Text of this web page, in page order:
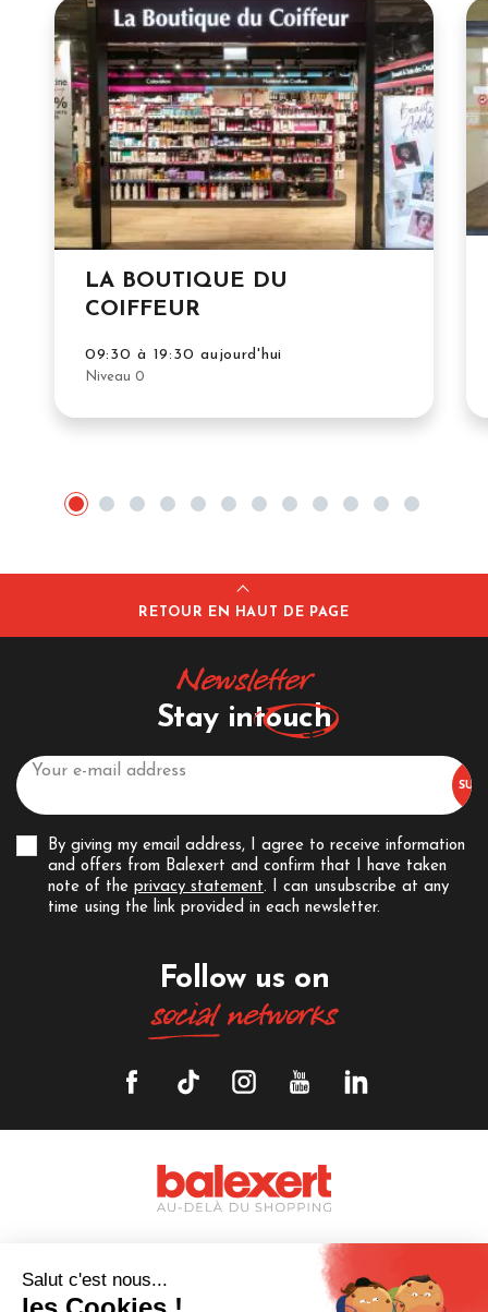
LA BOUTIQUE DU
COIFFEUR
09:30 à 19:30 aujourd'hui
Niveau 0
RETOUR EN HAUT DE PAGE
Newsletter
Stay intouch
By giving my email address, I agree to receive information
and offers from Balexert and confirm that I have taken
note of the privacy statement. I can unsubscribe at any
time using the link provided in each newsletter.
Follow us on
socialnetworks